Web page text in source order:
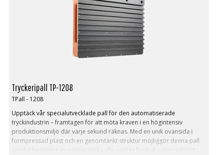
Tryckeripall TP-1208
TPall - 1208
Upptäck vår specialutvecklade pall för den automatiserade
tryckindustrin – framtagen för att möta kraven i en högintensiv
produktionsmiljö där varje sekund räknas. Med en unik ovansida i
formpressad plast och en genomtänkt struktur möjliggör denna pall
smidig hantering av pappersark i alla vanliga format – utan avbrott i